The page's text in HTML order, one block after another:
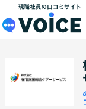
メインコンテン